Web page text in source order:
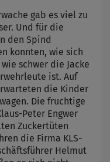
gab es viel zu
Und für die
den Spind
konnten, wie sich
schwer die Jacke
ist. Auf
die Kinder
Die fruchtige
Peter Engwer
Zuckertüten
die Firma KLS-
Helmut